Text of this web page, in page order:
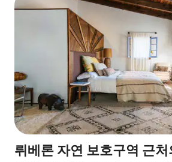
뤼베론 자연 보호구역 근